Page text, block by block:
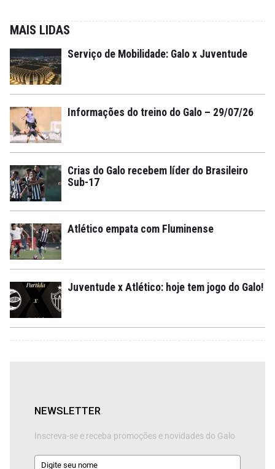
MAIS LIDAS
Serviço de Mobilidade: Galo x Juventude
Informações do treino do Galo – 29/07/26
Crias do Galo recebem líder do Brasileiro
Sub-17
Atlético empata com Fluminense
Juventude x Atlético: hoje tem jogo do Galo!
NEWSLETTER
Inscreva-se e receba promoções e novidades do Galo